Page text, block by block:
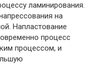
ламинирования.
на
Напластование
процесс
процессом, и